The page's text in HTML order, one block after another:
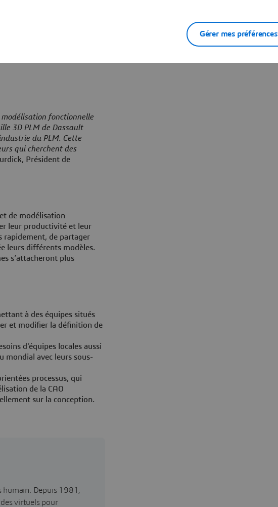
associée à notre
impatients de mettre
fonctionnelle
3D PLM de Dassault
du PLM. Cette
qui cherchent des
Président de
de modélisation
leur productivité et leur
rapidement, de partager
leurs différents modèles.
s’attacheront plus
à des équipes situés
et modifier la définition de
d’équipes locales aussi
mondial avec leurs sous-
processus, qui
de la CAO
sur la conception.
humain. Depuis 1981,
virtuels pour
Gérer mes préférences